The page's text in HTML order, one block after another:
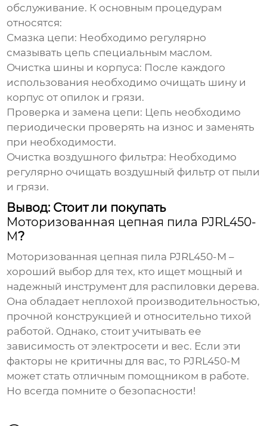
обслуживание. К основным процедурам
относятся:
Смазка цепи: Необходимо регулярно
смазывать цепь специальным маслом.
Очистка шины и корпуса: После каждого
использования необходимо очищать шину и
корпус от опилок и грязи.
Проверка и замена цепи: Цепь необходимо
периодически проверять на износ и заменять
при необходимости.
Очистка воздушного фильтра: Необходимо
регулярно очищать воздушный фильтр от пыли
и грязи.
Вывод: Стоит ли покупать
Моторизованная цепная пила PJRL450-
M?
Моторизованная цепная пила PJRL450-M –
хороший выбор для тех, кто ищет мощный и
надежный инструмент для распиловки дерева.
Она обладает неплохой производительностью,
прочной конструкцией и относительно тихой
работой. Однако, стоит учитывать ее
зависимость от электросети и вес. Если эти
факторы не критичны для вас, то PJRL450-M
может стать отличным помощником в работе.
Но всегда помните о безопасности!